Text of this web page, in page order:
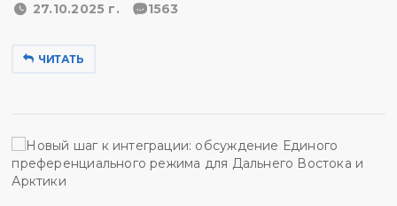
27.10.2025 г. 1563
ЧИТАТЬ